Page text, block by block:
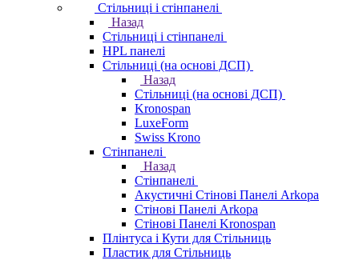
Стільниці і стінпанелі
Назад
Стільниці і стінпанелі
HPL панелі
Стільниці (на основі ДСП)
Назад
Стільниці (на основі ДСП)
Kronospan
LuxeForm
Swiss Krono
Стінпанелі
Назад
Стінпанелі
Акустичні Стінові Панелі Аrkopa
Стінові Панелі Arkopa
Стінові Панелі Kronospan
Плінтуса і Кути для Стільниць
Пластик для Стільниць